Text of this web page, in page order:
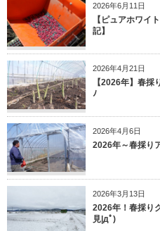
2026年6月11日
【ピュアホワイ
記】
2026年4月21日
【2026年】春採
ﾉ
2026年4月6日
2026年～春採り
2026年3月13日
2026年！春採り
見|дﾟ)